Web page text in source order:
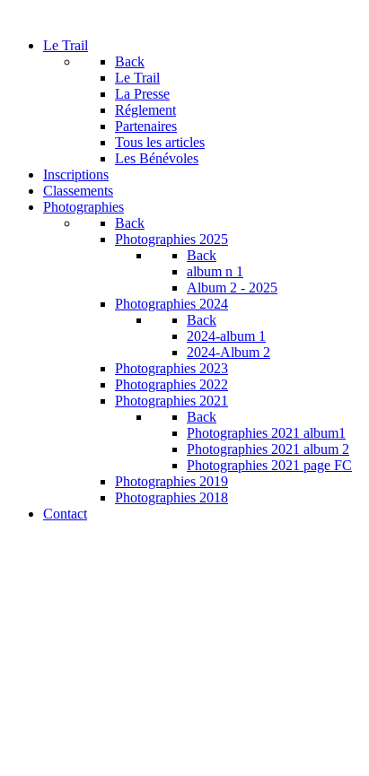
Le Trail
Back
Le Trail
La Presse
Réglement
Partenaires
Tous les articles
Les Bénévoles
Inscriptions
Classements
Photographies
Back
Photographies 2025
Back
album n 1
Album 2 - 2025
Photographies 2024
Back
2024-album 1
2024-Album 2
Photographies 2023
Photographies 2022
Photographies 2021
Back
Photographies 2021 album1
Photographies 2021 album 2
Photographies 2021 page FC
Photographies 2019
Photographies 2018
Contact